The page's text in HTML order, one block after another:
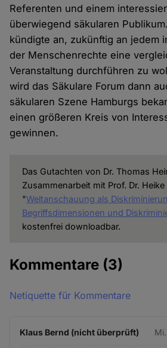
Referenten und einem
überwiegend säkularen
kündigte an, zukünftig an jedem
der Menschenrechte eine
Veranstaltung durchführen zu
wird das Säkulare Forum dann
säkularen Szene Hamburgs
einen größeren Kreis von
gewinnen.
Das Gutachten von Dr. Thomas
Zusammenarbeit mit Prof. Dr. Heike
"Weltanschauung als
Begriffsdimensionen und
kostenfrei downloadbar.
Kommentare (3)
Netiquette für Kommentare
Klaus Bernd (nicht überprüft)